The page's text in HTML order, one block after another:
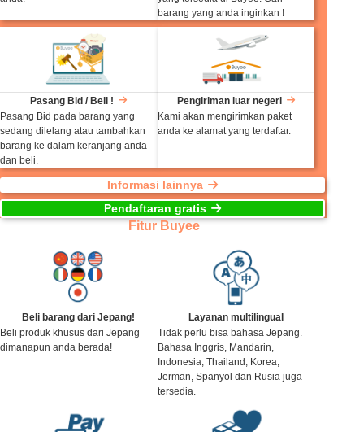
barang yang anda inginkan !
Pasang Bid / Beli !
Pasang Bid pada barang yang
sedang dilelang atau tambahkan
barang ke dalam keranjang anda
dan beli.
Pengiriman luar negeri
Kami akan mengirimkan paket
anda ke alamat yang terdaftar.
Informasi lainnya
Pendaftaran gratis
Fitur Buyee
Beli barang dari Jepang!
Beli produk khusus dari Jepang
dimanapun anda berada!
Layanan multilingual
Tidak perlu bisa bahasa Jepang.
Bahasa Inggris, Mandarin,
Indonesia, Thailand, Korea,
Jerman, Spanyol dan Rusia juga
tersedia.